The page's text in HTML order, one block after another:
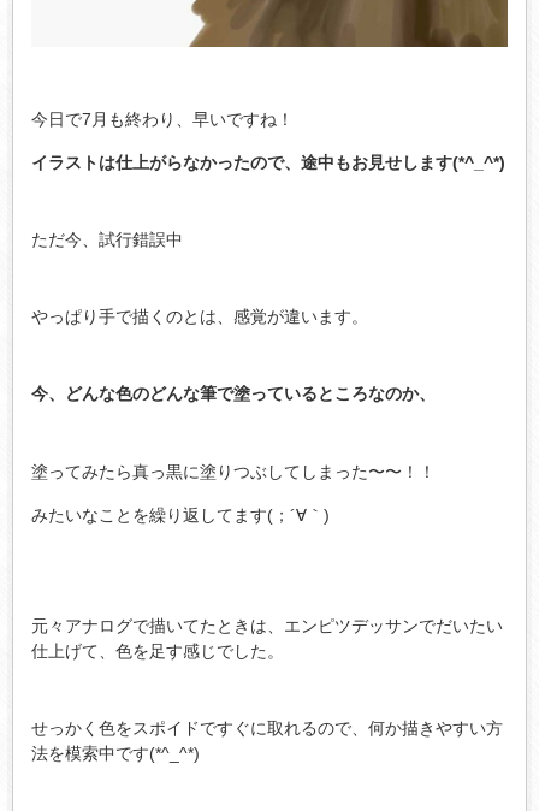
今日で7月も終わり、早いですね！
イラストは仕上がらなかったので、途中もお見せします(*^_^*)
ただ今、試行錯誤中
やっぱり手で描くのとは、感覚が違います。
今、どんな色のどんな筆で塗っているところなのか、
塗ってみたら真っ黒に塗りつぶしてしまった〜〜！！
みたいなことを繰り返してます(；´∀｀)
元々アナログで描いてたときは、エンピツデッサンでだいたい
仕上げて、色を足す感じでした。
せっかく色をスポイドですぐに取れるので、何か描きやすい方
法を模索中です(*^_^*)